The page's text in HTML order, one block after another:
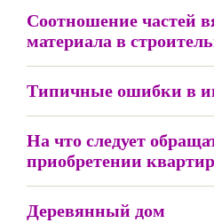
Соотношение частей
материала в
Типичные ошибки в
На что следует
приобретении
Деревянный дом